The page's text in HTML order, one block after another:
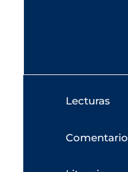
Lecturas
Comentario